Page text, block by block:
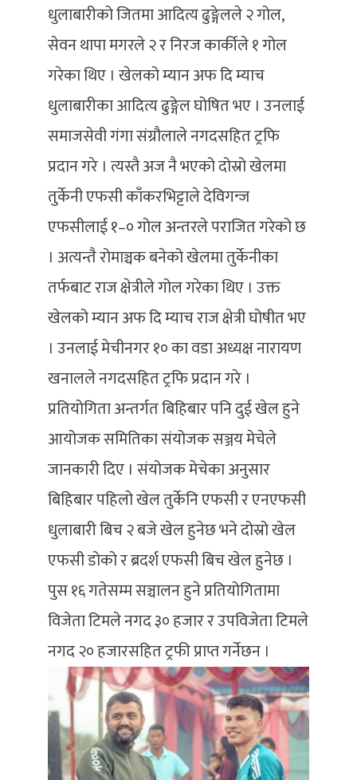
धुलाबारीको जितमा आदित्य ढुङ्गेलले २ गोल,
सेवन थापा मगरले २ र निरज कार्कीले १ गोल
गरेका थिए । खेलको म्यान अफ दि म्याच
धुलाबारीका आदित्य ढुङ्गेल घोषित भए । उनलाई
समाजसेवी गंगा संग्रौलाले नगदसहित ट्रफि
प्रदान गरे । त्यस्तै अज नै भएको दोस्रो खेलमा
तुर्केनी एफसी काँकरभिट्टाले देविगन्ज
एफसीलाई १–० गोल अन्तरले पराजित गरेको छ
। अत्यन्तै रोमाञ्चक बनेको खेलमा तुर्केनीका
तर्फबाट राज क्षेत्रीले गोल गरेका थिए । उक्त
खेलको म्यान अफ दि म्याच राज क्षेत्री घोषीत भए
। उनलाई मेचीनगर १० का वडा अध्यक्ष नारायण
खनालले नगदसहित ट्रफि प्रदान गरे ।
प्रतियोगिता अन्तर्गत बिहिबार पनि दुई खेल हुने
आयोजक समितिका संयोजक सञ्जय मेचेले
जानकारी दिए । संयोजक मेचेका अनुसार
बिहिबार पहिलो खेल तुर्केनि एफसी र एनएफसी
धुलाबारी बिच २ बजे खेल हुनेछ भने दोस्रो खेल
एफसी डोको र ब्रदर्श एफसी बिच खेल हुनेछ ।
पुस १६ गतेसम्म सञ्चालन हुने प्रतियोगितामा
विजेता टिमले नगद ३० हजार र उपविजेता टिमले
नगद २० हजारसहित ट्रफी प्राप्त गर्नेछन ।